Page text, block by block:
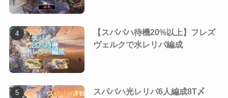
【スパバハ待機20%以上】フレズ
ヴェルクで水レリバ編成
スパバハ光レリバ6人編成8T〆